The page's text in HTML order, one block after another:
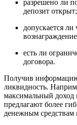
разрешено ли
депозит открыт;
допускается ли
есть ли
договора.
Получив
ликвидность.
максимальный доход
предлагают более
денежным средствам